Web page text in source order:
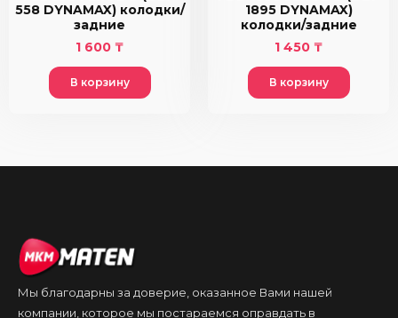
558 DYNAMAX) колодки/
задние
1 600 ₸
В корзину
1895 DYNAMAX)
колодки/задние
1 450 ₸
В корзину
Мы благодарны за доверие, оказанное Вами нашей
компании, которое мы постараемся оправдать в